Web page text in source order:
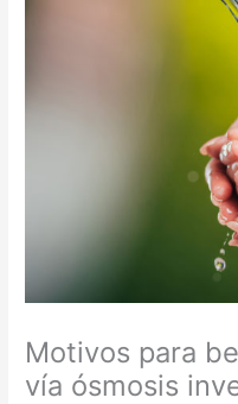
Motivos para
vía ósmosis